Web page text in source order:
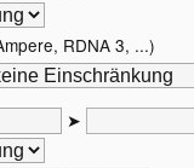
RDNA 3, ...)
➤